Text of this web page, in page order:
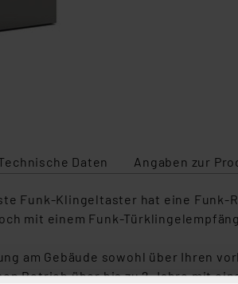
Daten Angaben zur
Funk-Klingeltaster hat eine Funk-
mit einem Funk-
am Gebäude sowohl über Ihren
Betrieb über bis zu 2 Jahre mit